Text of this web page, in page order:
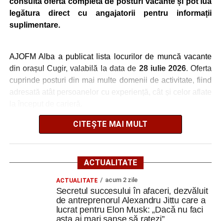
LMVTELEFON/E-
VALYMAR TRUCK
SRL
Conducator auto
transport rutier de
persoane
5 0768931750
DEZVOLTAREA
PROIECTULUI
10
SRL
LOGISTICA
Adaugă cugirinfo.ro ca sursă
preferată pe Google
legătura direct cu angajatorii pentru informații
suplimentare.
AJOFM Alba a publicat lista locurilor de muncă vacante
din orașul Cugir, valabilă la data de 28 iulie 2026. Oferta
cuprinde posturi din mai multe domenii de activitate, fiind
adresată atât persoanelor cu experiență, cât și celor aflate
Cei interesați pot consulta toate locurile de muncă
– Locuri de muncă vacante”. De asemenea, informații
agenția teritorială de care aparține persoana aflată în
căutarea unui loc de muncă.
Lista publicată de AJOFM Alba include, pe lângă
CITEȘTE MAI MULT
ACTUALITATE
ACTUALITATE acum 2 zile
Secretul succesului în afaceri, dezvăluit
de antreprenorul Alexandru Jittu care a
lucrat pentru Elon Musk: „Dacă nu faci
asta ai mari șanse să ratezi”